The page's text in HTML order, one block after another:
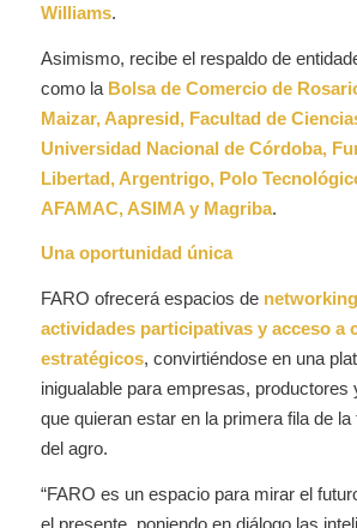
Williams.
Asimismo, recibe el respaldo de
como la Bolsa de Comercio de
Maizar, Aapresid, Facultad de
Universidad Nacional de Córdoba,
Libertad, Argentrigo, Polo
AFAMAC, ASIMA y Magriba.
Una oportunidad única
FARO ofrecerá espacios de
actividades participativas y acceso a
estratégicos, convirtiéndose en una
inigualable para empresas, productores
que quieran estar en la primera fila de
del agro.
“FARO es un espacio para mirar el
el presente, poniendo en diálogo las